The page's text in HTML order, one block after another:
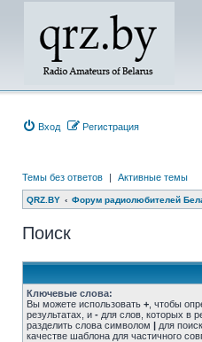
Вход Регистрация
Темы без ответов | Активные темы
QRZ.BY Форум радиолюбителей
Поиск
Ключевые слова:
Вы можете использовать + , чтобы
результатах, и - для слов, которых в
разделить слова символом | для
качестве шаблона для частичного